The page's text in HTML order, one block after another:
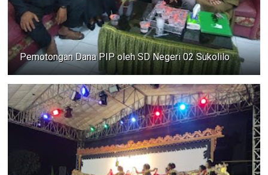
Pemotongan Dana PIP oleh SD Negeri 02 Sukolilo